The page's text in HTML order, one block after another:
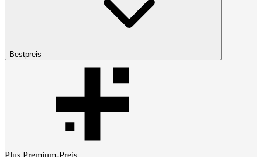
Bestpreis
Plus Premium-Preis